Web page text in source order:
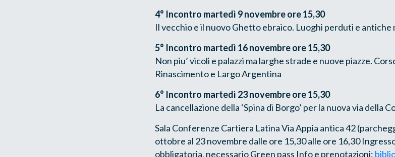
4° Incontro martedì 9 novembre ore 15,30
Il vecchio e il nuovo Ghetto ebraico. Luoghi perduti e antiche
5° Incontro martedì 16 novembre ore 15,30
Non piu’ vicoli e palazzi ma larghe strade e nuove piazze.
Rinascimento e Largo Argentina
6° Incontro martedì 23 novembre ore 15,30
La cancellazione della ‘Spina di Borgo’ per la nuova via della
Sala Conferenze Cartiera Latina Via Appia antica 42
ottobre al 23 novembre dalle ore 15,30 alle ore 16,30
obbligatoria, necessario Green pass Info e prenotazioni: